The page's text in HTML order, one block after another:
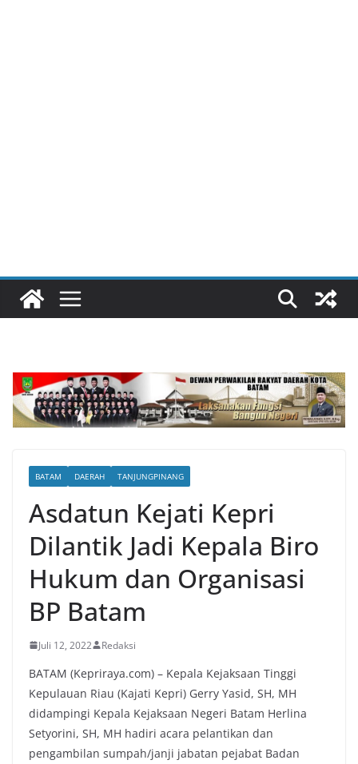
BATAM DAERAH TANJUNGPINANG
Asdatun Kejati Kepri
Dilantik Jadi Kepala Biro
Hukum dan Organisasi
BP Batam
Juli 12, 2022 Redaksi
BATAM (Kepriraya.com) – Kepala Kejaksaan Tinggi
Kepulauan Riau (Kajati Kepri) Gerry Yasid, SH, MH
didampingi Kepala Kejaksaan Negeri Batam Herlina
Setyorini, SH, MH hadiri acara pelantikan dan
pengambilan sumpah/janji jabatan pejabat Badan